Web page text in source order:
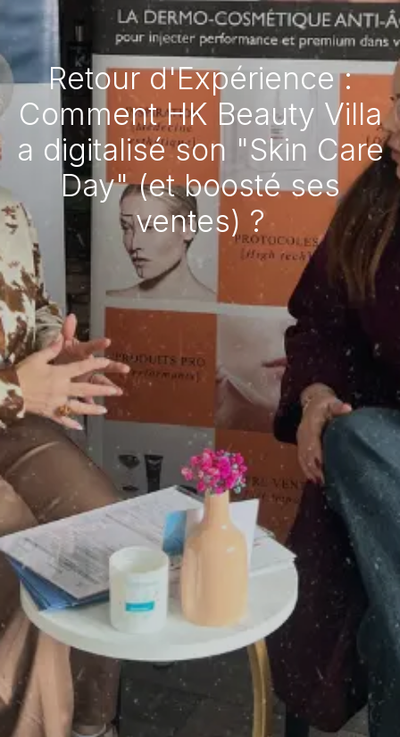
Retour d'Expérience :
Comment HK Beauty Villa
a digitalisé son "Skin Care
Day" (et boosté ses
ventes) ?